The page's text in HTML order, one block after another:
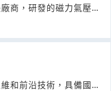
商，研發的磁力氣壓軸
和前沿技術，具備國際